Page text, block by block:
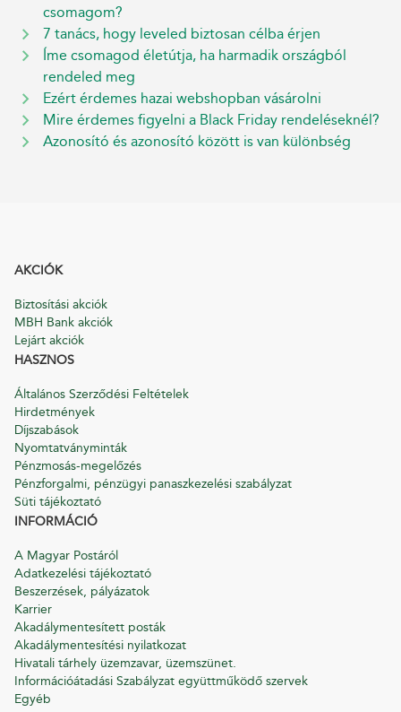
csomagom?
7 tanács, hogy leveled biztosan célba érjen
Íme csomagod életútja, ha harmadik országból
rendeled meg
Ezért érdemes hazai webshopban vásárolni
Mire érdemes figyelni a Black Friday rendeléseknél?
Azonosító és azonosító között is van különbség
AKCIÓK
Biztosítási akciók
MBH Bank akciók
Lejárt akciók
HASZNOS
Általános Szerződési Feltételek
Hirdetmények
Díjszabások
Nyomtatványminták
Pénzmosás-megelőzés
Pénzforgalmi, pénzügyi panaszkezelési szabályzat
Süti tájékoztató
INFORMÁCIÓ
A Magyar Postáról
Adatkezelési tájékoztató
Beszerzések, pályázatok
Karrier
Akadálymentesített posták
Akadálymentesítési nyilatkozat
Hivatali tárhely üzemzavar, üzemszünet.
Információátadási Szabályzat együttműködő szervek
Egyéb